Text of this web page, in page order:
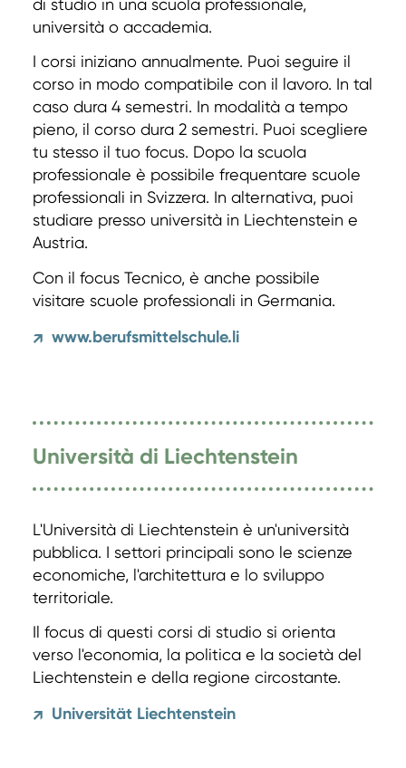
università o accademia.
I corsi iniziano annualmente. Puoi seguire il
corso in modo compatibile con il lavoro. In tal
caso dura 4 semestri. In modalità a tempo
pieno, il corso dura 2 semestri. Puoi scegliere
tu stesso il tuo focus. Dopo la scuola
professionale è possibile frequentare scuole
professionali in Svizzera. In alternativa, puoi
studiare presso università in Liechtenstein e
Austria.
Con il focus Tecnico, è anche possibile
visitare scuole professionali in Germania.
↗ www.berufsmittelschule.li
Università di Liechtenstein
L'Università di Liechtenstein è un'università
pubblica. I settori principali sono le scienze
economiche, l'architettura e lo sviluppo
territoriale.
Il focus di questi corsi di studio si orienta
verso l'economia, la politica e la società del
Liechtenstein e della regione circostante.
↗ Universität Liechtenstein